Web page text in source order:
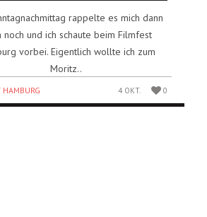
rappelte es mich dann
noch und ich schaute beim Filmfest
vorbei. Eigentlich wollte ich zum
Moritz..
HAMBURG 4 OKT. 0